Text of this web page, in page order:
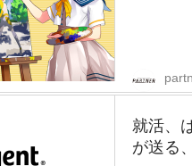
就活、
が送る